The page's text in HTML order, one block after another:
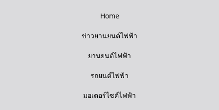
Home
ข่าวยานยนต์ไฟฟ้า
ยานยนต์ไฟฟ้า
รถยนต์ไฟฟ้า
มอเตอร์ไซค์ไฟฟ้า